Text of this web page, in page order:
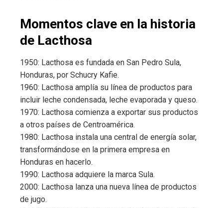
Momentos clave en la historia
de Lacthosa
1950: Lacthosa es fundada en San Pedro Sula,
Honduras, por Schucry Kafie.
1960: Lacthosa amplía su línea de productos para
incluir leche condensada, leche evaporada y queso.
1970: Lacthosa comienza a exportar sus productos
a otros países de Centroamérica.
1980: Lacthosa instala una central de energía solar,
transformándose en la primera empresa en
Honduras en hacerlo.
1990: Lacthosa adquiere la marca Sula.
2000: Lacthosa lanza una nueva línea de productos
de jugo.